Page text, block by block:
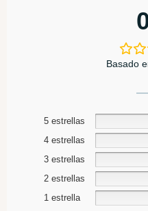
Basado
5 estrellas
4 estrellas
3 estrellas
2 estrellas
1 estrella